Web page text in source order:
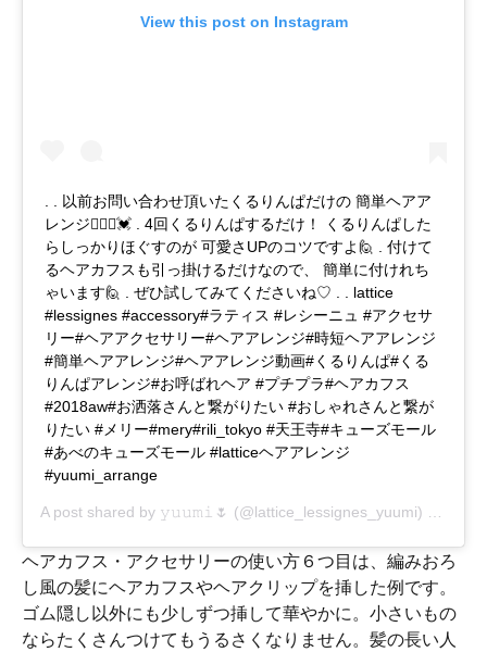
View this post on Instagram
. . 以前お問い合わせ頂いたくるりんぱだけの 簡単ヘアア
レンジ👱🏻‍♀️💓 . 4回くるりんぱするだけ！ くるりんぱした
らしっかりほぐすのが 可愛さUPのコツですよ🙋 . 付けて
るヘアカフスも引っ掛けるだけなので、 簡単に付けれち
ゃいます🙋 . ぜひ試してみてくださいね♡ . . lattice
#lessignes #accessory#ラティス #レシーニュ #アクセサ
リー#ヘアアクセサリー#ヘアアレンジ#時短ヘアアレンジ
#簡単ヘアアレンジ#ヘアアレンジ動画#くるりんぱ#くる
りんぱアレンジ#お呼ばれヘア #プチプラ#ヘアカフス
#2018aw#お洒落さんと繋がりたい #おしゃれさんと繋が
りたい #メリー#mery#rili_tokyo #天王寺#キューズモール
#あべのキューズモール #latticeヘアアレンジ
#yuumi_arrange
A post shared by 𝚢𝚞𝚞𝚖𝚒🌷 (@lattice_lessignes_yuumi) on
ヘアカフス・アクセサリーの使い方６つ目は、編みおろ
し風の髪にヘアカフスやヘアクリップを挿した例です。
ゴム隠し以外にも少しずつ挿して華やかに。小さいもの
ならたくさんつけてもうるさくなりません。髪の長い人